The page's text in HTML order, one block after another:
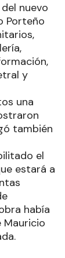
nuevo
Porteño
y
una
también
el
estará a
había
Mauricio